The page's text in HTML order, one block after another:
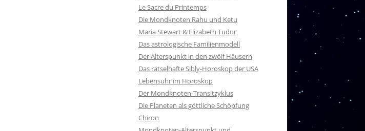
26 – UTTARA BHADRAPADA
27 – REVATI
Le Sacre du Printemps
Die Mondknoten Rahu und Ketu
Maria Stewart & Elizabeth Tudor
Das astrologische Familienmodell
Der Alterspunkt in den zwölf Häusern
Das rätselhafte Sibly-Horoskop der USA
Lebensuhr im Horoskop
Der Mondknoten-Transitzyklus
Die Planeten als göttliche Schöpfung
Chiron